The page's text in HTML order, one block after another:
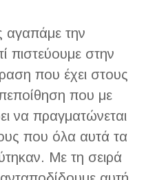
αγαπάμε την
πιστεύουμε στην
που έχει στους
που με
να πραγματώνεται
που όλα αυτά τα
Με τη σειρά